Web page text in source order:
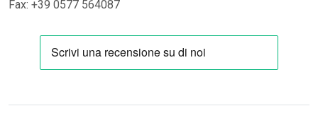
Fax: +39 0577 564087